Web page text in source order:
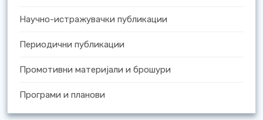
Научно-истражувачки публикации
Периодични публикации
Промотивни материјали и брошури
Програми и планови